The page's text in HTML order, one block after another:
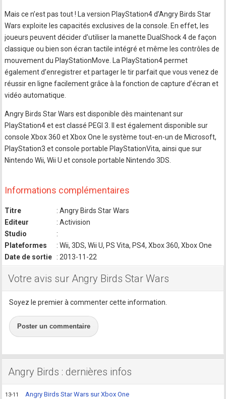
Mais ce n’est pas tout ! La version PlayStation4 d’Angry Birds Star
Wars exploite les capacités exclusives de la console. En effet, les
joueurs peuvent décider d’utiliser la manette DualShock 4 de façon
classique ou bien son écran tactile intégré et même les contrôles de
mouvement du PlayStationMove. La PlayStation4 permet
également d’enregistrer et partager le tir parfait que vous venez de
réussir en ligne facilement grâce à la fonction de capture d’écran et
vidéo automatique.
Angry Birds Star Wars est disponible dès maintenant sur
PlayStation4 et est classé PEGI 3. Il est également disponible sur
console Xbox 360 et Xbox One le système tout-en-un de Microsoft,
PlayStation3 et console portable PlayStationVita, ainsi que sur
Nintendo Wii, Wii U et console portable Nintendo 3DS.
Informations complémentaires
Titre
: Angry Birds Star Wars
Editeur
: Activision
Studio
:
Plateformes
: Wii, 3DS, Wii U, PS Vita, PS4, Xbox 360, Xbox One
Date de sortie
: 2013-11-22
Votre avis sur Angry Birds Star Wars
Soyez le premier à commenter cette information.
Poster un commentaire
Angry Birds : dernières infos
13-11 Angry Birds Star Wars sur Xbox One